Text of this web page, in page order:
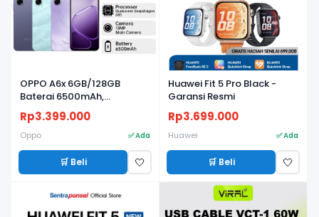
OPPO A6x 6GB/128GB
Baterai 6500mAh,
Snapdragon 685, Layar
120Hz, IP64 - Garansi Resmi
Rp3.399.000
Oppo ✅ Ada
🛒 Beli 🤍
Huawei Fit 5 Pro Black -
Garansi Resmi
Rp3.699.000
Huawei ✅ Ada
🛒 Beli 🤍